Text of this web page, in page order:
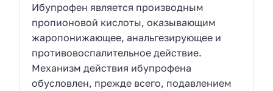
Ибупрофен является производным
пропионовой кислоты, оказывающим
жаропонижающее, анальгезирующее и
противовоспалительное действие.
Механизм действия ибупрофена
обусловлен, прежде всего, подавлением